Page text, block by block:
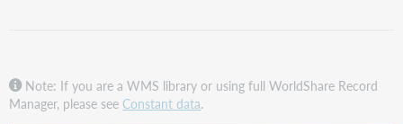
Note: If you are a WMS library or using full WorldShare Record
Manager, please see Constant data.